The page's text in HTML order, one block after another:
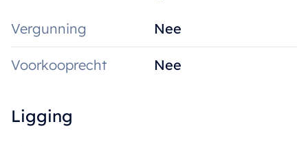
Vergunning Nee
Voorkooprecht Nee
Ligging